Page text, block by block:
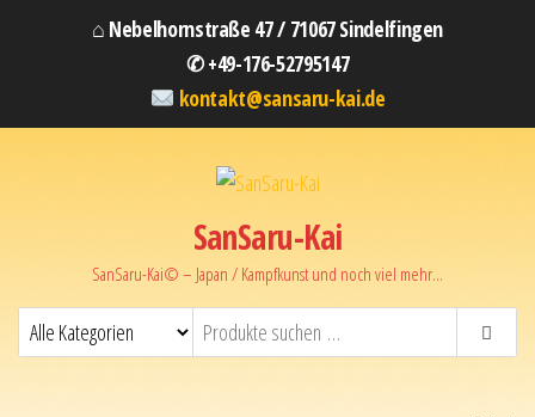
⌂ Nebelhornstraße 47 / 71067 Sindelfingen
✆ +49-176-52795147
kontakt@sansaru-kai.de
SanSaru-Kai
SanSaru-Kai© – Japan / Kampfkunst und noch viel mehr…